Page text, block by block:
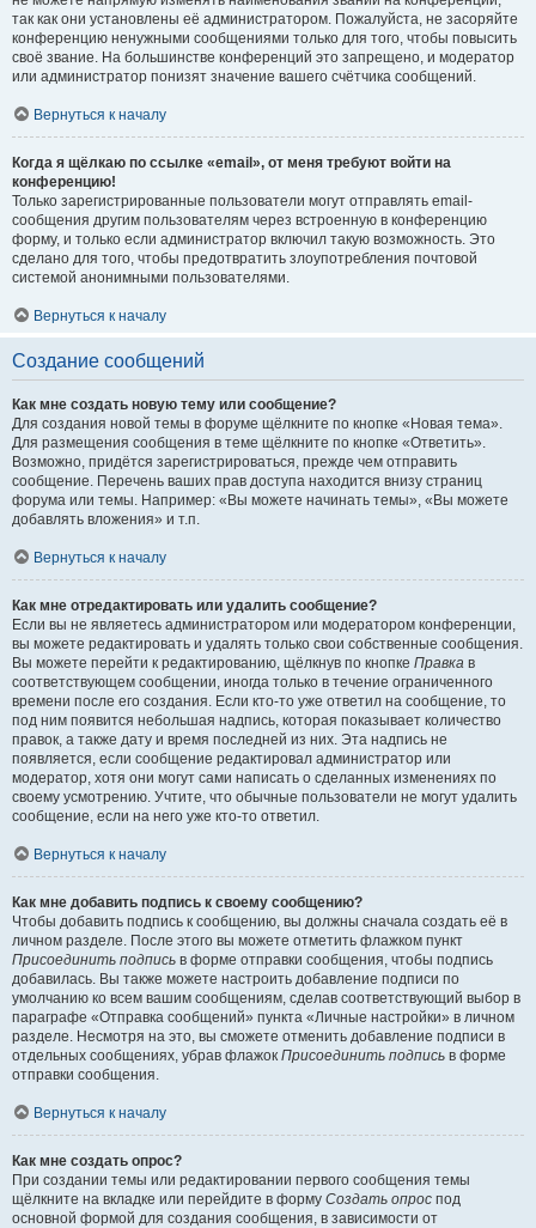
так как они установлены её администратором. Пожалуйста, не засоряйте
конференцию ненужными сообщениями только для того, чтобы повысить
своё звание. На большинстве конференций это запрещено, и модератор
или администратор понизят значение вашего счётчика сообщений.
Вернуться к началу
Когда я щёлкаю по ссылке «email», от меня требуют войти на
конференцию!
Только зарегистрированные пользователи могут отправлять email-
сообщения другим пользователям через встроенную в конференцию
форму, и только если администратор включил такую возможность. Это
сделано для того, чтобы предотвратить злоупотребления почтовой
системой анонимными пользователями.
Вернуться к началу
Создание сообщений
Как мне создать новую тему или сообщение?
Для создания новой темы в форуме щёлкните по кнопке «Новая тема».
Для размещения сообщения в теме щёлкните по кнопке «Ответить».
Возможно, придётся зарегистрироваться, прежде чем отправить
сообщение. Перечень ваших прав доступа находится внизу страниц
форума или темы. Например: «Вы можете начинать темы», «Вы можете
добавлять вложения» и т.п.
Вернуться к началу
Как мне отредактировать или удалить сообщение?
Если вы не являетесь администратором или модератором конференции,
вы можете редактировать и удалять только свои собственные сообщения.
Вы можете перейти к редактированию, щёлкнув по кнопке Правка в
соответствующем сообщении, иногда только в течение ограниченного
времени после его создания. Если кто-то уже ответил на сообщение, то
под ним появится небольшая надпись, которая показывает количество
правок, а также дату и время последней из них. Эта надпись не
появляется, если сообщение редактировал администратор или
модератор, хотя они могут сами написать о сделанных изменениях по
своему усмотрению. Учтите, что обычные пользователи не могут удалить
сообщение, если на него уже кто-то ответил.
Вернуться к началу
Как мне добавить подпись к своему сообщению?
Чтобы добавить подпись к сообщению, вы должны сначала создать её в
личном разделе. После этого вы можете отметить флажком пункт
Присоединить подпись в форме отправки сообщения, чтобы подпись
добавилась. Вы также можете настроить добавление подписи по
умолчанию ко всем вашим сообщениям, сделав соответствующий выбор в
параграфе «Отправка сообщений» пункта «Личные настройки» в личном
разделе. Несмотря на это, вы сможете отменить добавление подписи в
отдельных сообщениях, убрав флажок Присоединить подпись в форме
отправки сообщения.
Вернуться к началу
Как мне создать опрос?
При создании темы или редактировании первого сообщения темы
щёлкните на вкладке или перейдите в форму Создать опрос под
основной формой для создания сообщения, в зависимости от